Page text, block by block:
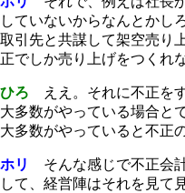
していないからなんとかし
取引先と共謀して架空売り
正でしか売り上げをつくれ
ひろ ええ。それに不正を
大多数がやっている場合と
大多数がやっていると不正
ホリ
そんな感じで不正会
して、経営陣はそれを見て